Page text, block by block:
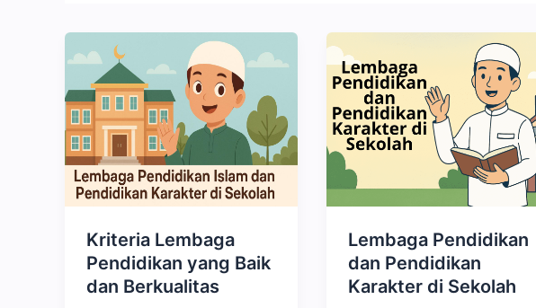
Kriteria Lembaga
Pendidikan yang Baik
dan Berkualitas
Lembaga Pendidikan
dan Pendidikan
Karakter di Sekolah